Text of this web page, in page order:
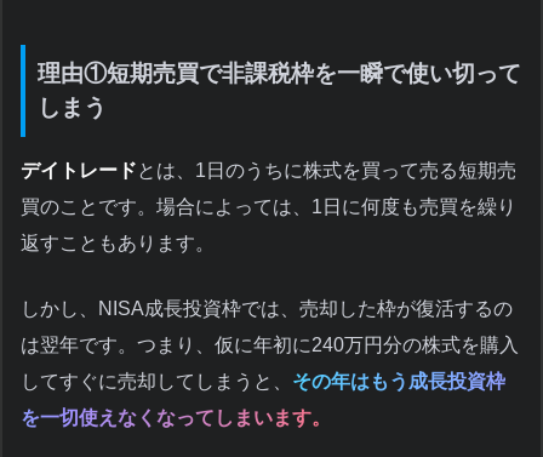
理由①短期売買で非課税枠を一瞬で使い切って
しまう
デイトレードとは、1日のうちに株式を買って売る短期売
買のことです。場合によっては、1日に何度も売買を繰り
返すこともあります。
しかし、NISA成長投資枠では、売却した枠が復活するの
は翌年です。つまり、仮に年初に240万円分の株式を購入
してすぐに売却してしまうと、 その年はもう成長投資枠
を一切使えなくなってしまいます。